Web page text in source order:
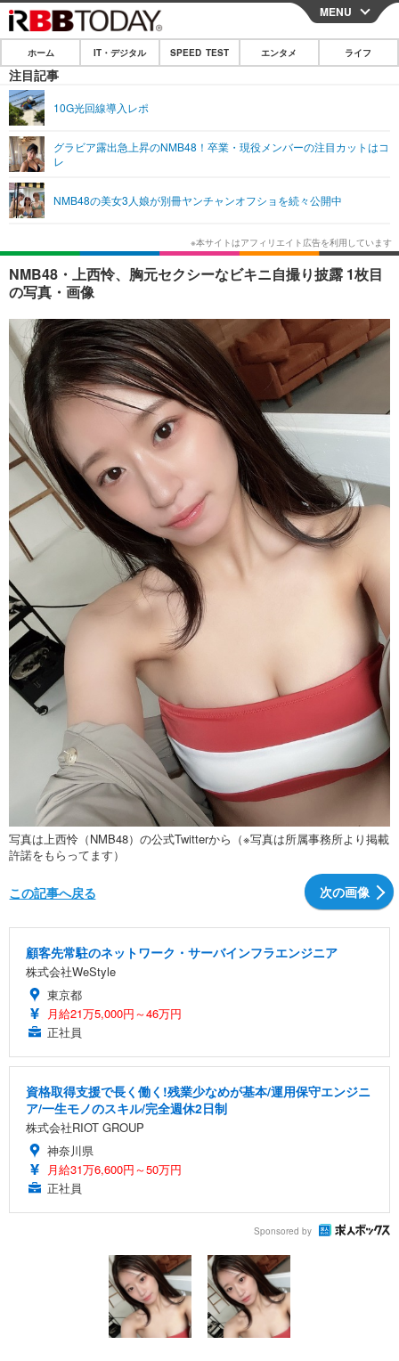
CLOSE
ホーム
IT・デジタル
ショッピング その他
SPEED TEST
エンタメ
エンタメTOP 映画・ドラマ
韓国・芸能
音楽 スポーツ
ショッピング その他
ライフ
ライフTOP グルメ
ペット ショッピング
その他
リリース一覧
プッシュ通知の停止方法
MENU
ホーム IT・デジタル SPEED TEST エンタメ ライフ
注目記事
10G光回線導入レポ
グラビア露出急上昇のNMB48！卒業・現役メンバーの注目カットはコ
レ
NMB48の美女3人娘が別冊ヤンチャンオフショを続々公開中
NMB48・上西怜、胸元セクシーなビキニ自撮り披露 1枚目
の写真・画像
写真は上西怜（NMB48）の公式Twitterから（※写真は所属事務所より掲載
許諾をもらってます）
次の画像
この記事へ戻る
顧客先常駐のネットワーク・サーバインフラエンジニア
株式会社WeStyle
東京都
月給21万5,000円～46万円
正社員
資格取得支援で長く働く!残業少なめが基本/運用保守エンジニ
ア/一生モノのスキル/完全週休2日制
株式会社RIOT GROUP
神奈川県
月給31万6,600円～50万円
正社員
Sponsored by